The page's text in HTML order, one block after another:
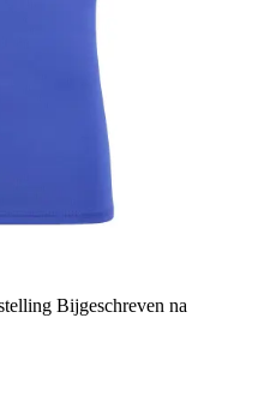
Bijgeschreven na